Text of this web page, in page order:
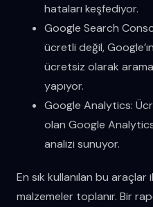
hataları keşfediyor.
Google Search
ücretli değil,
ücretsiz olarak
yapıyor.
Google Analytics:
olan Google
analizi sunuyor.
En sık kullanılan bu
malzemeler toplanır. Bir